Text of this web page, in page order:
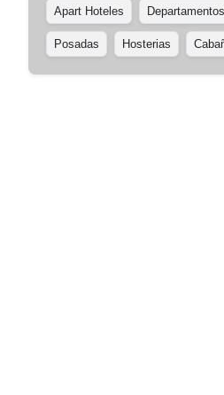
Apart Hoteles
Posadas Hosterias